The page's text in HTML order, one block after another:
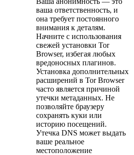
ваша ответственность, и
она требует постоянного
внимания к деталям.
Начните с использования
свежей установки Tor
Browser, избегая любых
вредоносных плагинов.
Установка дополнительных
расширений в Tor Browser
часто является причиной
утечки метаданных. Не
позволяйте браузеру
сохранять куки или
историю посещений.
Утечка DNS может выдать
ваше реальное
местоположение